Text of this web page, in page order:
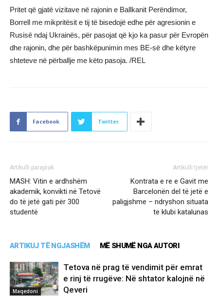
Pritet që gjatë vizitave në rajonin e Ballkanit Perëndimor,
Borrell me mikpritësit e tij të bisedojë edhe për agresionin e
Rusisë ndaj Ukrainës, për pasojat që kjo ka pasur për Evropën
dhe rajonin, dhe për bashkëpunimin mes BE-së dhe këtyre
shteteve në përballje me këto pasoja. /REL
Facebook Twitter
Artikulli paraprak
MASH: Vitin e ardhshëm
akademik, konvikti në Tetovë
do të jetë gati për 300
studentë
Artikulli tjetër
Kontrata e re e Gavit me
Barcelonën del të jetë e
paligjshme – ndryshon situata
te klubi katalunas
ARTIKUJ TË NGJASHËM MË SHUMË NGA AUTORI
Maqedoni
Tetova në prag të vendimit për emrat
e rinj të rrugëve: Në shtator kalojnë në
Qeveri